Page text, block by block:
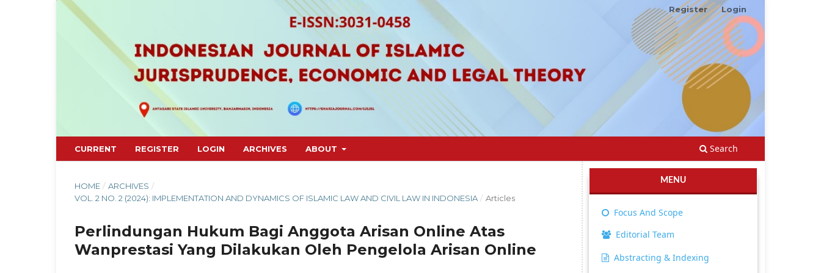
CURRENT REGISTER LOGIN ARCHIVES ABOUT Search
Register Login
HOME / ARCHIVES /
VOL. 2 NO. 2 (2024): IMPLEMENTATION AND DYNAMICS OF ISLAMIC LAW AND CIVIL LAW IN INDONESIA / Articles
Perlindungan Hukum Bagi Anggota Arisan Online Atas
Wanprestasi Yang Dilakukan Oleh Pengelola Arisan Online
MENU
Focus And Scope
Editorial Team
Abstracting & Indexing